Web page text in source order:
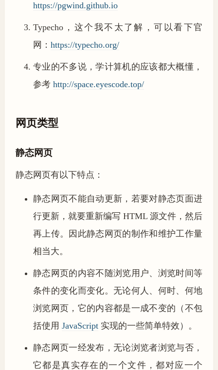
https://pgwind.github.io
Typecho，这个我不太了解，可以看下官
网： https://typecho.org/
专业的不多说，学计算机的应该都大概懂，
参考 http://space.eyescode.top/
网页类型
静态网页
静态网页有以下特点：
静态网页不能自动更新，若要对静态页面进
行更新，就要重新编写 HTML 源文件，然后
再上传。因此静态网页的制作和维护工作量
相当大。
静态网页的内容不随浏览用户、浏览时间等
条件的变化而变化。无论何人、何时、何地
浏览网页，它的内容都是一成不变的（不包
括使用 JavaScript 实现的一些简单特效）。
静态网页一经发布，无论浏览者浏览与否，
它都是真实存在的一个文件，都对应一个